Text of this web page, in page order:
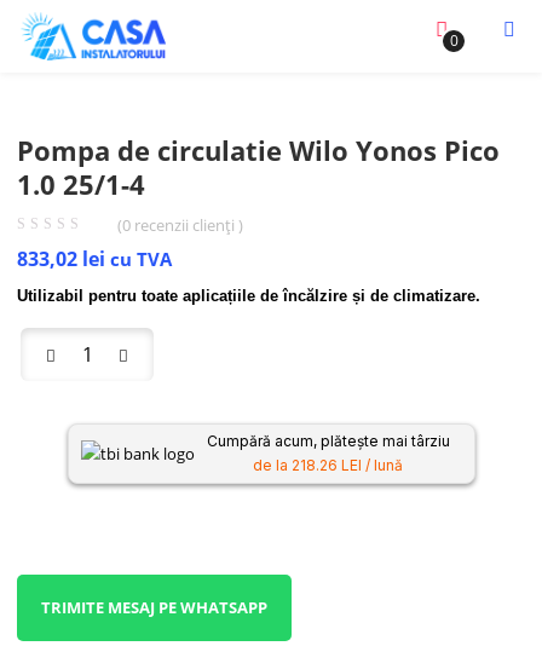
0
Pompa de circulatie Wilo Yonos Pico
1.0 25/1-4
(0 recenzii clienți )
833,02 lei cu TVA
Utilizabil pentru toate aplicațiile de încălzire și de climatizare.
Cumpără acum, plătește mai târziu
de la 218.26 LEI / lună
TRIMITE MESAJ PE WHATSAPP